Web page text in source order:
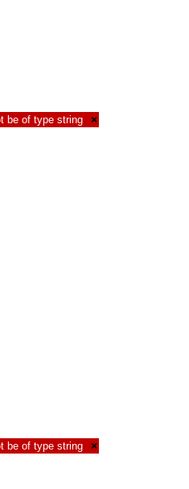
be of type string ×
be of type string ×